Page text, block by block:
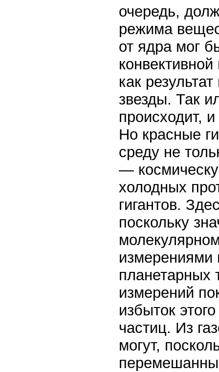
очередь,
режима
от ядра мог
как
звезды. Так
происходит,
Но красные
среду не
—
холодных
гигантов.
поскольку
измерениями
планетарных
измерений
избыток
частиц. Из
могут,